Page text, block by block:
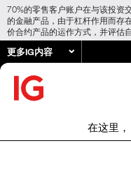
70%的零售客户账户在与该投资
的金融产品，由于杠杆作用而存
价合约产品的运作方式，并评估
更多IG内容
在这里